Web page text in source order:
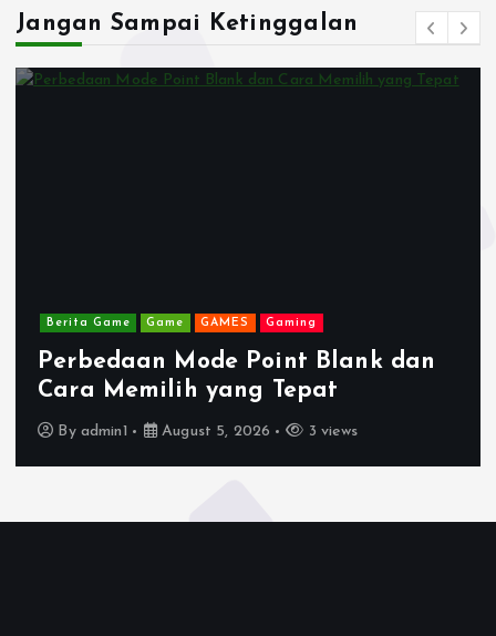
Jangan Sampai Ketinggalan
Berita Game Game GAMES Gaming
Perbedaan Mode Point Blank dan
Cara Memilih yang Tepat
By admin1 August 5, 2026 3 views